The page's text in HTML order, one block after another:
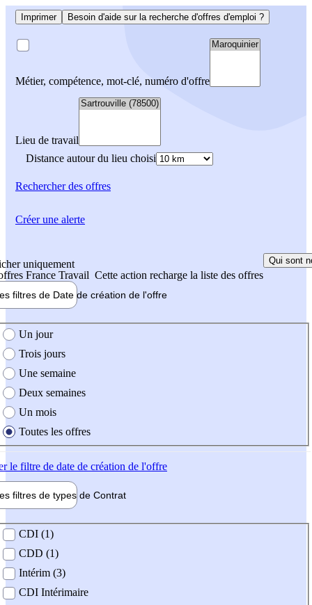
Imprimer Besoin d'aide sur la recherche d'offres d'emploi ?
Métier, compétence, mot-clé, numéro d'offre
Lieu de travail
Distance autour du lieu choisi
Rechercherdes offres
uniquement
France Travail Cette action recharge la liste des offres
Qui sont
filtres de Date de création de l'offre
création de l'offre
Un jour
Trois jours
Une semaine
Deux semaines
Un mois
Toutes les offres
le filtre de date de création de l'offre
filtres de types de Contrat
contrat
CDI (1)
CDD (1)
Intérim (3)
CDI Intérimaire
Créer une alerte